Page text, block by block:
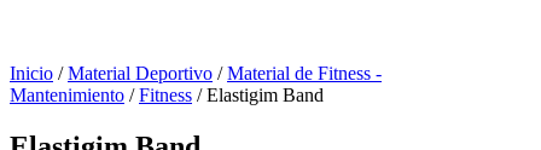
Inicio /Material Deportivo /Material de Fitness -
Mantenimiento /Fitness / Elastigim Band